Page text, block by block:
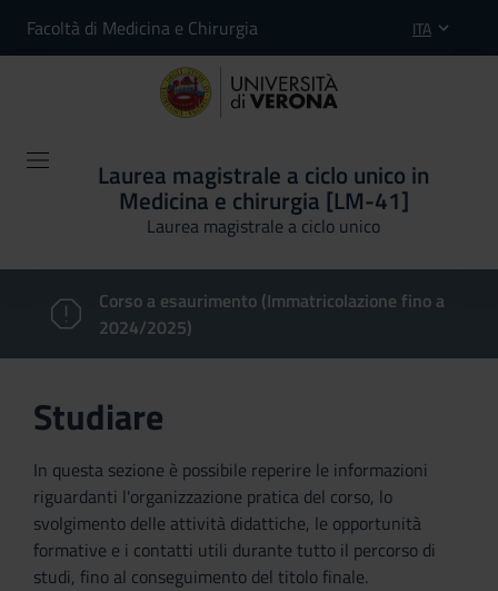
Facoltà di Medicina e Chirurgia ITA
Laurea magistrale a ciclo unico in
Medicina e chirurgia [LM-41]
Laurea magistrale a ciclo unico
Corso a esaurimento (Immatricolazione fino a
2024/2025)
Studiare
In questa sezione è possibile reperire le informazioni
riguardanti l'organizzazione pratica del corso, lo
svolgimento delle attività didattiche, le opportunità
formative e i contatti utili durante tutto il percorso di
studi, fino al conseguimento del titolo finale.